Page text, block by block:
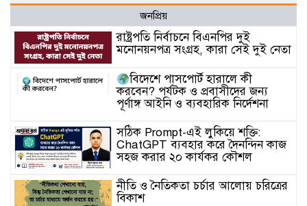
জনপ্রিয়
রাষ্ট্রপতি নির্বাচনে বিএনপির দুই
মনোনয়নপত্র সংগ্রহ, কারা সেই দুই নেতা
বিদেশে পাসপোর্ট হারালে কী
করবেন? পর্যটক ও প্রবাসীদের জন্য
পূর্ণাঙ্গ আইনি ও ব্যবহারিক নির্দেশনা
সঠিক Prompt-এই লুকিয়ে শক্তি:
ChatGPT ব্যবহার করে দৈনন্দিন কাজ
সহজ করার ২০ কার্যকর কৌশল
নীতি ও নৈতিকতা চর্চার আলোয় চরিত্রের
বিকাশ